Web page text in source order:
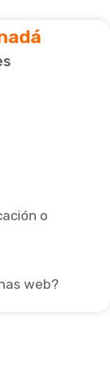
o
web?